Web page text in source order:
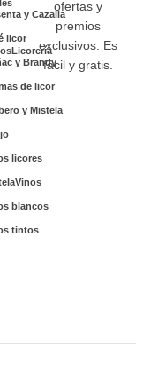
Licorería
y Cazalla
licor
y Brandy
de licor
y Mistela
licores
Vinos
blancos
tintos
ofertas y
premios
exclusivos. Es
fácil y gratis.